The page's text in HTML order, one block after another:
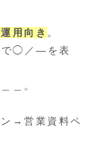
用向き 。
で◯／—を表
＿。
ン→営業資料ペ